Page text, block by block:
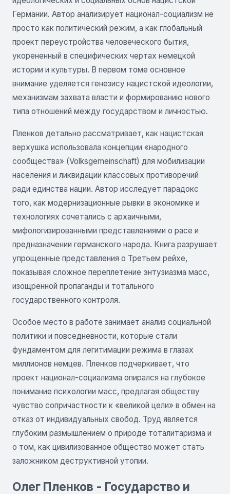
Германии. Автор анализирует национал-социализм не
просто как политический режим, а как глобальный
проект переустройства человеческого бытия,
укорененный в специфических чертах немецкой
истории и культуры. В первом томе основное
внимание уделяется генезису нацистской идеологии,
механизмам захвата власти и формированию нового
типа отношений между государством и личностью.
Пленков детально рассматривает, как нацистская
верхушка использовала концепции «народного
сообщества» (Volksgemeinschaft) для мобилизации
населения и ликвидации классовых противоречий
ради единства нации. Автор исследует парадокс
того, как модернизационные рывки в экономике и
технологиях сочетались с архаичными,
мифологизированными представлениями о расе и
предназначении германского народа. Книга разрушает
упрощенные представления о Третьем рейхе,
показывая сложное переплетение энтузиазма масс,
изощренной пропаганды и тотального
государственного контроля.
Особое место в работе занимает анализ социальной
политики и повседневности, которые стали
фундаментом для легитимации режима в глазах
миллионов немцев. Пленков подчеркивает, что
проект национал-социализма опирался на глубокое
понимание психологии масс, предлагая обществу
чувство сопричастности к «великой цели» в обмен на
отказ от индивидуальных свобод. Труд является
глубоким размышлением о природе тоталитаризма и
о том, как цивилизованное общество может стать
заложником деструктивной утопии.
Олег Пленков - Государство и